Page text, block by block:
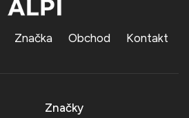
Značka Obchod Kontakt
Značky